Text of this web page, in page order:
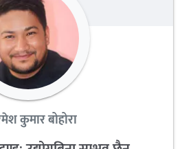
कुमार बोहोरा